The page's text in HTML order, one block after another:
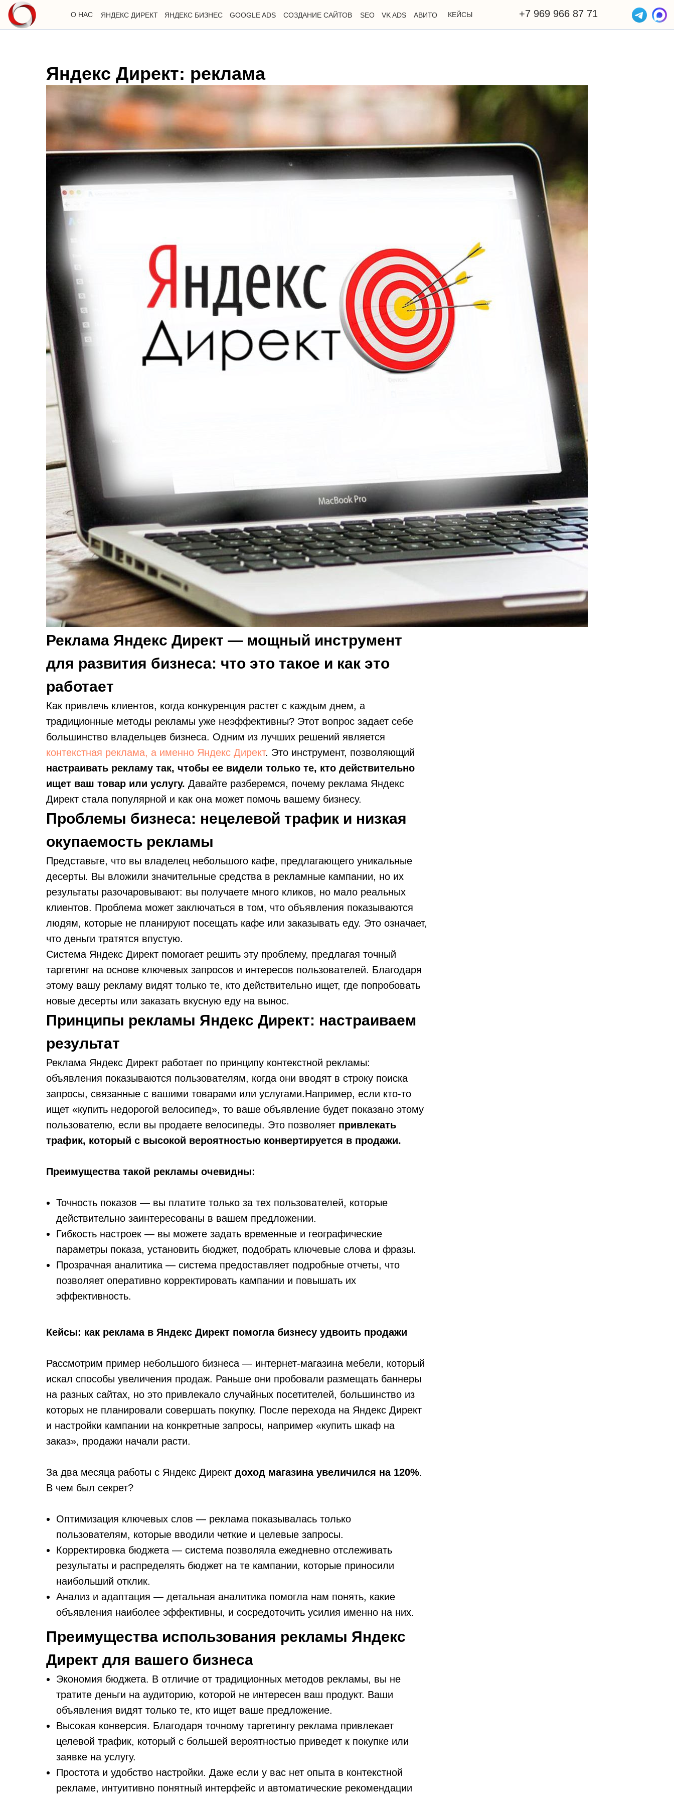
КЕЙСЫ
О НАС ЯНДЕКС ДИРЕКТ +7 969 966 87 71
GOOGLE ADS СОЗДАНИЕ САЙТОВ SEO VK ADS АВИТО
ЯНДЕКС БИЗНЕС
Яндекс Директ: реклама
Реклама Яндекс Директ — мощный инструмент
для развития бизнеса: что это такое и как это
работает
Как привлечь клиентов, когда конкуренция растет с каждым днем, а
традиционные методы рекламы уже неэффективны? Этот вопрос задает себе
большинство владельцев бизнеса. Одним из лучших решений является
контекстная реклама, а именно Яндекс Директ. Это инструмент, позволяющий
настраивать рекламу так, чтобы ее видели только те, кто действительно
ищет ваш товар или услугу. Давайте разберемся, почему реклама Яндекс
Директ стала популярной и как она может помочь вашему бизнесу.
Проблемы бизнеса: нецелевой трафик и низкая
окупаемость рекламы
Представьте, что вы владелец небольшого кафе, предлагающего уникальные
десерты. Вы вложили значительные средства в рекламные кампании, но их
результаты разочаровывают: вы получаете много кликов, но мало реальных
клиентов. Проблема может заключаться в том, что объявления показываются
людям, которые не планируют посещать кафе или заказывать еду. Это означает,
что деньги тратятся впустую.
Система Яндекс Директ помогает решить эту проблему, предлагая точный
таргетинг на основе ключевых запросов и интересов пользователей. Благодаря
этому вашу рекламу видят только те, кто действительно ищет, где попробовать
новые десерты или заказать вкусную еду на вынос.
Принципы рекламы Яндекс Директ: настраиваем
результат
Реклама Яндекс Директ работает по принципу контекстной рекламы:
объявления показываются пользователям, когда они вводят в строку поиска
запросы, связанные с вашими товарами или услугами.Например, если кто-то
ищет «купить недорогой велосипед», то ваше объявление будет показано этому
пользователю, если вы продаете велосипеды. Это позволяет привлекать
трафик, который с высокой вероятностью конвертируется в продажи.
Преимущества такой рекламы очевидны:
Точность показов — вы платите только за тех пользователей, которые
действительно заинтересованы в вашем предложении.
Гибкость настроек — вы можете задать временные и географические
параметры показа, установить бюджет, подобрать ключевые слова и фразы.
Прозрачная аналитика — система предоставляет подробные отчеты, что
позволяет оперативно корректировать кампании и повышать их
эффективность.
Кейсы: как реклама в Яндекс Директ помогла бизнесу удвоить продажи
Рассмотрим пример небольшого бизнеса — интернет-магазина мебели, который
искал способы увеличения продаж. Раньше они пробовали размещать баннеры
на разных сайтах, но это привлекало случайных посетителей, большинство из
которых не планировали совершать покупку. После перехода на Яндекс Директ
и настройки кампании на конкретные запросы, например «купить шкаф на
заказ», продажи начали расти.
За два месяца работы с Яндекс Директ доход магазина увеличился на 120%.
В чем был секрет?
Оптимизация ключевых слов — реклама показывалась только
пользователям, которые вводили четкие и целевые запросы.
Корректировка бюджета — система позволяла ежедневно отслеживать
результаты и распределять бюджет на те кампании, которые приносили
наибольший отклик.
Анализ и адаптация — детальная аналитика помогла нам понять, какие
объявления наиболее эффективны, и сосредоточить усилия именно на них.
Преимущества использования рекламы Яндекс
Директ для вашего бизнеса
Экономия бюджета. В отличие от традиционных методов рекламы, вы не
тратите деньги на аудиторию, которой не интересен ваш продукт. Ваши
объявления видят только те, кто ищет ваше предложение.
Высокая конверсия. Благодаря точному таргетингу реклама привлекает
целевой трафик, который с большей вероятностью приведет к покупке или
заявке на услугу.
Простота и удобство настройки. Даже если у вас нет опыта в контекстной
рекламе, интуитивно понятный интерфейс и автоматические рекомендации